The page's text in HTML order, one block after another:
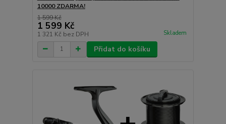
10000 ZDARMA!
1 599 Kč
1 599 Kč
1 321 Kč bez DPH Skladem
Přidat do košíku